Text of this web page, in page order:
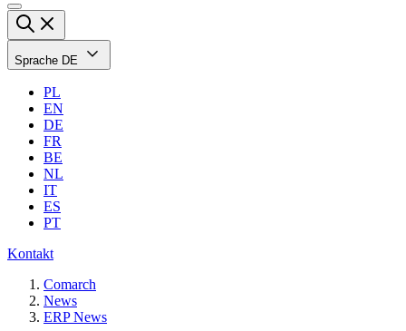
Sprache DE
PL
EN
DE
FR
BE
NL
IT
ES
PT
Kontakt
Comarch
News
ERP News